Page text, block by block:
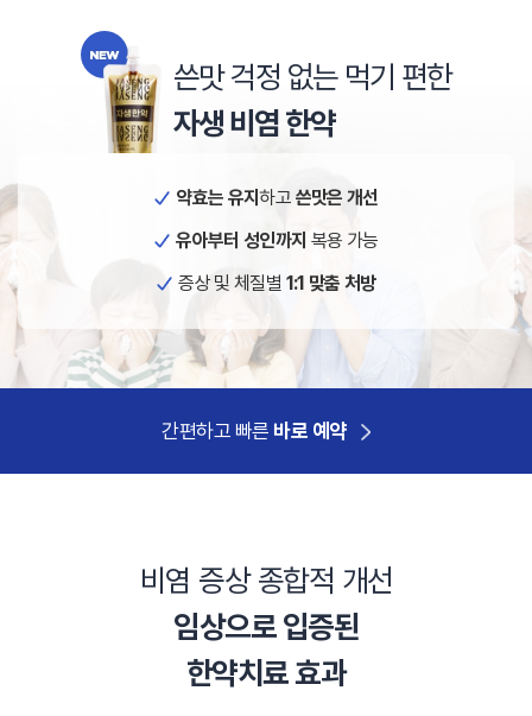
쓴맛 걱정 없는 먹기 편한
자생 비염 한약
약효는 유지하고 쓴맛은 개선
유아부터 성인까지 복용 가능
증상 및 체질별 1:1 맞춤 처방
간편하고 빠른 바로 예약
비염 증상 종합적 개선
임상으로 입증된
한약치료 효과